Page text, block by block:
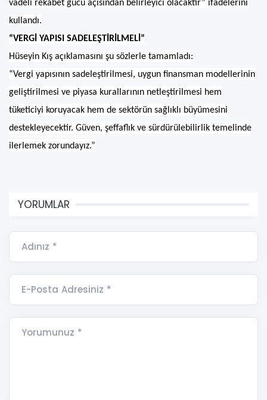
vadeli rekabet gücü açısından belirleyici olacaktır” ifadelerini
kullandı.
“VERGİ YAPISI SADELEŞTİRİLMELİ”
Hüseyin Kış açıklamasını şu sözlerle tamamladı:
“Vergi yapısının sadeleştirilmesi, uygun finansman modellerinin
geliştirilmesi ve piyasa kurallarının netleştirilmesi hem
tüketiciyi koruyacak hem de sektörün sağlıklı büyümesini
destekleyecektir. Güven, şeffaflık ve sürdürülebilirlik temelinde
ilerlemek zorundayız.”
YORUMLAR
Adınız *
E-Posta Adresiniz *
Yorumunuz *